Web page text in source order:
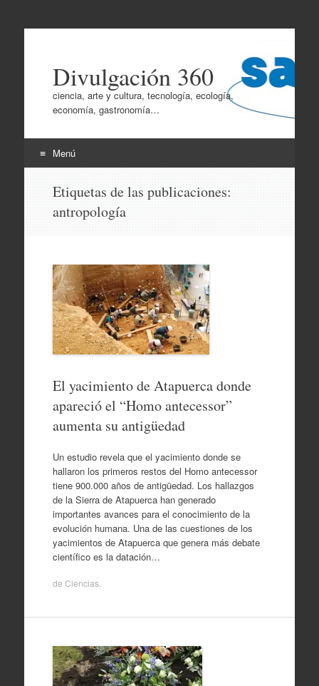
Divulgación 360
ciencia, arte y cultura, tecnología, ecología,
economía, gastronomía…
Menú
contenido
Etiquetas de las publicaciones:
antropología
El yacimiento de Atapuerca donde
apareció el “Homo antecessor”
aumenta su antigüedad
Un estudio revela que el yacimiento donde se
hallaron los primeros restos del Homo antecessor
tiene 900.000 años de antigüedad. Los hallazgos
de la Sierra de Atapuerca han generado
importantes avances para el conocimiento de la
evolución humana. Una de las cuestiones de los
yacimientos de Atapuerca que genera más debate
científico es la datación…
de Ciencias.